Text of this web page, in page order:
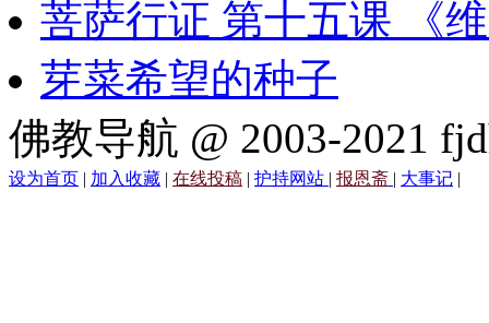
菩萨行证 第十五课 《
芽菜希望的种子
佛教导航 @ 2003-2021
设为首页 | 加入收藏 | 在线投稿 | 护持网站 | 报恩斋 | 大事记 |